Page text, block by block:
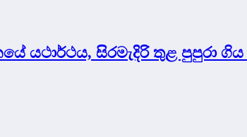
යථාර්ථය, සිරමැදිරි තුළ පුපුරා